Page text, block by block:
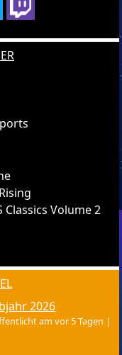
Classics Volume 2
2026
am vor 5 Tagen |